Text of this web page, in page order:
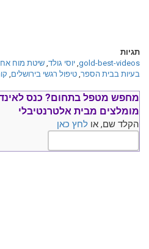
תגיות
gold-best-videos
, יוסי גולד, שיטת מוח
בעיות בבית הספר, טיפול רגשי בירושלים,
מחפש מטפל בתחום? כנס ל
מומלצים מבית אלטרנטיבלי
הקלד שם, או לחץ כאן